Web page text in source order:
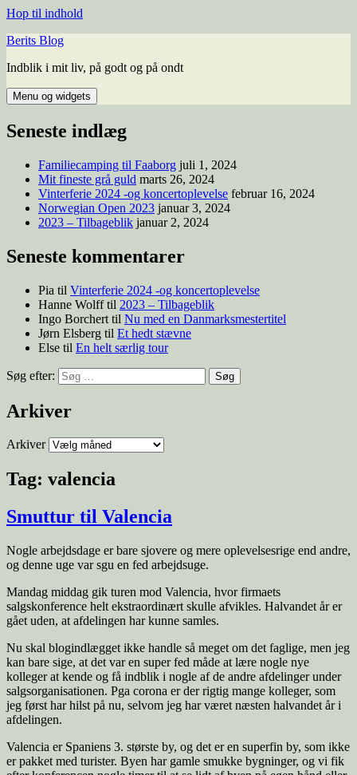
Hop til indhold
Berits Blog
Indblik i mit liv, på godt og på ondt
Menu og widgets
Seneste indlæg
Familiecamping til Faaborg juli 1, 2024
Mit fineste grå guld marts 26, 2024
Vinterferie 2024 -og koncertoplevelse februar 16, 2024
Norwegian Open 2023 januar 3, 2024
2023 – Tilbageblik januar 2, 2024
Seneste kommentarer
Pia til Vinterferie 2024 -og koncertoplevelse
Hanne Wolfftil 2023 – Tilbageblik
Ingo Borchert til Nu med en Danmarksmestertitel
Jørn Elsberg til Et hedt stævne
Else til En helt særlig tour
Søg efter:
Arkiver
Arkiver
Tag: valencia
Smuttur til Valencia
Nogle arbejdsdage er bare sjovere og mere oplevelsesrige end andre,
og denne uge var sgu en fed arbejdsuge.
Mandag middag gik turen mod Valencia, hvor firmaets
salgskonference helt ekstraordinært skulle afvikles. Halvandet år er
gået uden, at afdelingen har kunne samles.
Nu skal blogindlægget ikke handle så meget om det faglige, men jeg
kan bare sige, at det var en super fed måde at lære nogle nye
kolleger at kende og få indblik i nogle af de andre afdelinger under
salgsorganisationen. Pga corona er der rigtig mange kolleger, som
jeg først har hilst på nu, selvom jeg har været næsten halvandet år i
afdelingen.
Valencia er Spaniens 3. største by, og det er en superfin by, som ikke
er pakket med turister. Byen har gamle smukke bygninger, og vi fik